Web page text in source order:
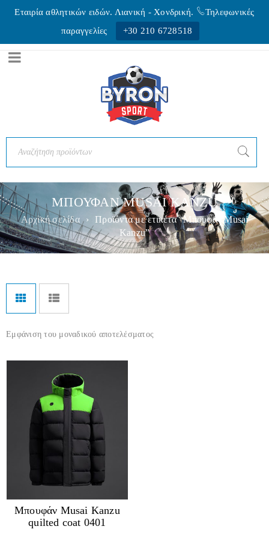
Εταιρία αθλητικών ειδών. Λιανική - Xονδρική.
Τηλεφωνικές
παραγγελίες
+30 210 6728518
ΜΠΟΥΦΑΝ MUSAI KANZU
Αρχική σελίδα ›
Προϊόντα με ετικέτα “Μπουφάν Musai
Kanzu”
Εμφάνιση του μοναδικού αποτελέσματος
Μπουφάν Musai Kanzu
quilted coat 0401